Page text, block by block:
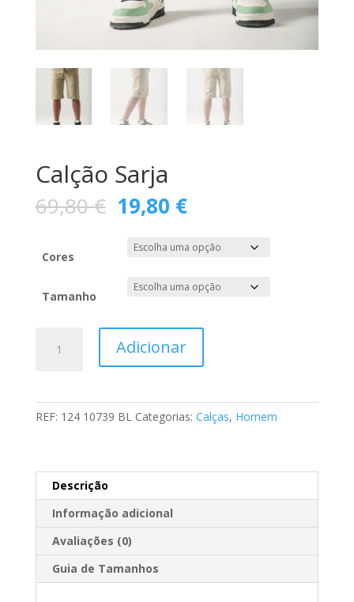
Calção Sarja
69,80€ O
preço
original
era:
69,80 €.
19,80 €O
preço
atual
é:
19,80 €.
Cores
Tamanho
Adicionar
REF: 124 10739 BL Categorias: Calças, Homem
Descrição
Informação adicional
Avaliações (0)
Guia de Tamanhos